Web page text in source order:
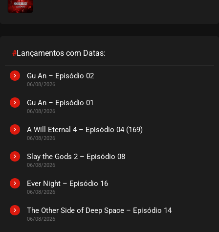
#Lançamentos com Datas:
Gu An – Episódio 02
06/08/2026
Gu An – Episódio 01
06/08/2026
A Will Eternal 4 – Episódio 04 (169)
06/08/2026
Slay the Gods 2 – Episódio 08
06/08/2026
Ever Night – Episódio 16
06/08/2026
The Other Side of Deep Space – Episódio 14
06/08/2026